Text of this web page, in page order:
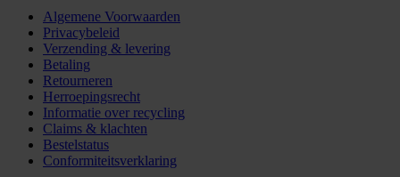
Algemene Voorwaarden
Privacybeleid
Verzending & levering
Betaling
Retourneren
Herroepingsrecht
Informatie over recycling
Claims & klachten
Bestelstatus
Conformiteitsverklaring